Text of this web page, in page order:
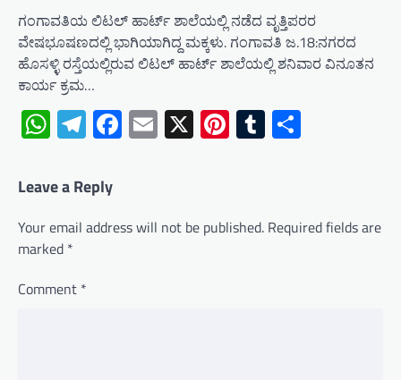
ಗಂಗಾವತಿಯ ಲಿಟಲ್ ಹಾರ್ಟ್ ಶಾಲೆಯಲ್ಲಿ ನಡೆದ ವೃತ್ತಿಪರರ
ವೇಷಭೂಷಣದಲ್ಲಿ ಭಾಗಿಯಾಗಿದ್ದ ಮಕ್ಕಳು. ಗಂಗಾವತಿ ಜ.18:ನಗರದ
ಹೊಸಳ್ಳಿ ರಸ್ತೆಯಲ್ಲಿರುವ ಲಿಟಲ್ ಹಾರ್ಟ್ ಶಾಲೆಯಲ್ಲಿ ಶನಿವಾರ ವಿನೂತನ
ಕಾರ್ಯ ಕ್ರಮ…
WhatsApp
Telegram
Facebook
Email
X Pinterest
Tumblr
Leave a Reply
Your email address will not be published. Required fields are
marked *
Comment *